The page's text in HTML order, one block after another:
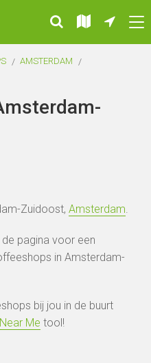
AMSTERDAM
Zuidoost, Amsterdam.
pagina voor een
in Amsterdam-
bij jou in de buurt
Near Me tool!